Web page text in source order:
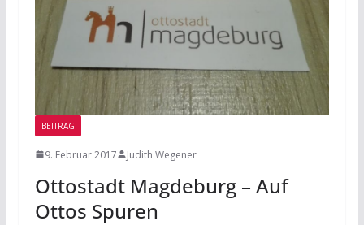
BEITRAG
9. Februar 2017 Judith Wegener
Ottostadt Magdeburg – Auf
Ottos Spuren